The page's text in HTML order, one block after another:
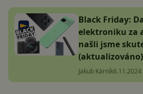
Black Friday:
elektroniku za
našli jsme
(aktualizováno)
Jakub Kárník6.11.2024